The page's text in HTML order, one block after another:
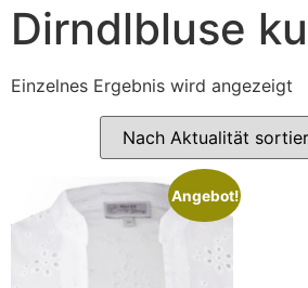
Dirndlbluse
Einzelnes Ergebnis wird angezeigt
Angebot!